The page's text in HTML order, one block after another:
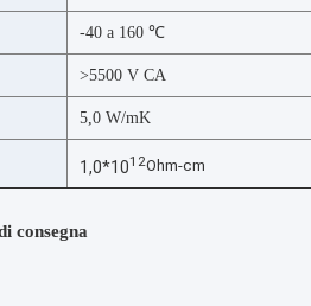
-40 a 160 ℃
>5500 V CA
5,0 W/mK
1,0*1012Ohm-cm
consegna